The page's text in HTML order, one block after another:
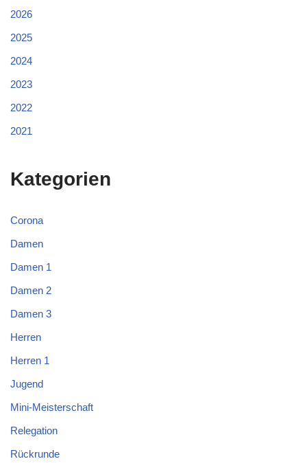
2026
2025
2024
2023
2022
2021
Kategorien
Corona
Damen
Damen 1
Damen 2
Damen 3
Herren
Herren 1
Jugend
Mini-Meisterschaft
Relegation
Rückrunde